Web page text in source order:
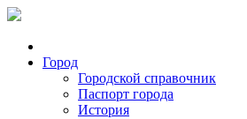
Город
Городской справочник
Паспорт города
История